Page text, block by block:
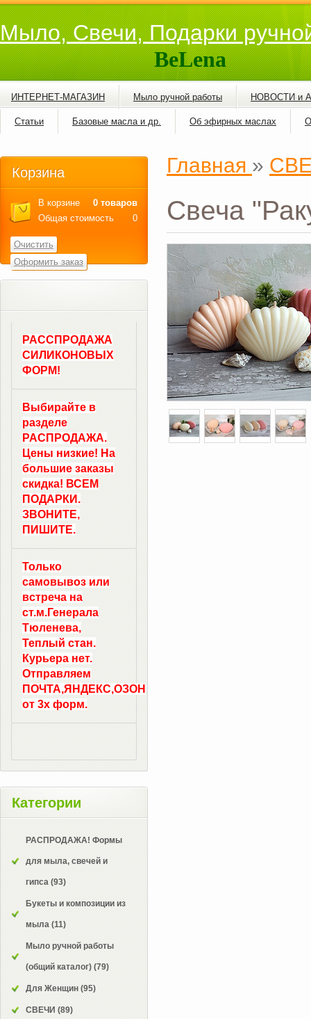
Мыло, Свечи, Подарки
BeLena
ИНТЕРНЕТ-МАГАЗИН Мыло ручной работы НОВОСТИ и
Статьи Базовые масла и др. Об эфирных маслах
Главная »
Свеча
Корзина
В корзине
0 товаров
Общая стоимость
0
Очистить
Оформить заказ
РАССПРОДАЖА
СИЛИКОНОВЫХ
ФОРМ!
Выбирайте в
разделе
РАСПРОДАЖА.
Цены низкие! На
большие заказы
скидка! ВСЕМ
ПОДАРКИ.
ЗВОНИТЕ,
ПИШИТЕ.
Только
самовывоз или
встреча на
ст.м.Генерала
Тюленева,
Теплый стан.
Курьера нет.
Отправляем
ПОЧТА,ЯНДЕКС,ОЗОН
от 3х форм.
Категории
РАСПРОДАЖА! Формы
для мыла, свечей и
гипса (93)
Букеты и композиции из
мыла (11)
Мыло ручной работы
(общий каталог) (79)
Для Женщин (95)
СВЕЧИ (89)